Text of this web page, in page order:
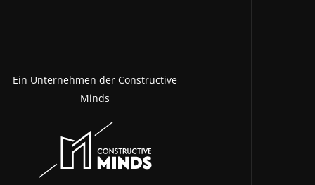
Ein Unternehmen der Constructive
Minds